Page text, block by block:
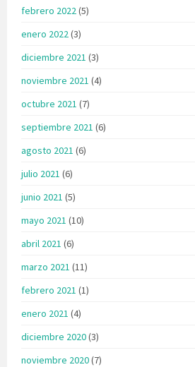
febrero 2022(5)
enero 2022(3)
diciembre 2021 (3)
noviembre 2021 (4)
octubre 2021 (7)
septiembre 2021 (6)
agosto 2021 (6)
julio 2021 (6)
junio 2021 (5)
mayo 2021 (10)
abril 2021 (6)
marzo 2021 (11)
febrero 2021 (1)
enero 2021 (4)
diciembre 2020(3)
noviembre 2020(7)